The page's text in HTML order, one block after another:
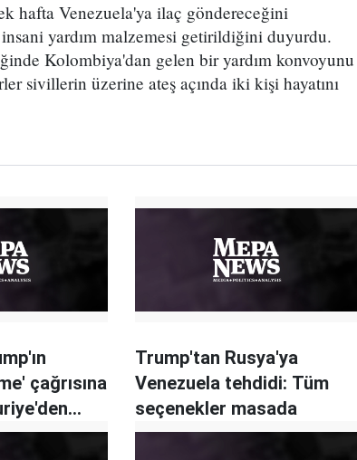
hafta Venezuela'ya ilaç göndereceğini
yardım malzemesi getirildiğini duyurdu.
Kolombiya'dan gelen bir yardım konvoyunu
sivillerin üzerine ateş açında iki kişi hayatını
çağrısına
Trump'tan Rusya'ya
Venezuela tehdidi: Tüm
seçenekler masada